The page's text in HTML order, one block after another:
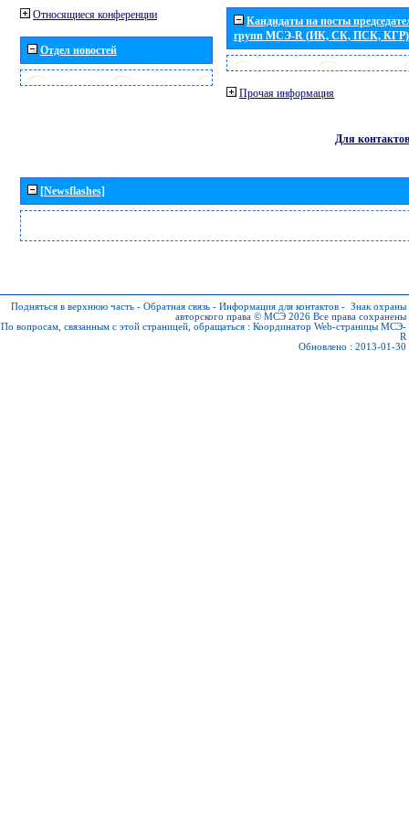
Относящиеся конференции
Отдел новостей
Кандидаты на посты
групп МСЭ-R (ИК, СК, ПСК, КГР)
Прочая информация
Для контактов
[Newsflashes]
Подняться в верхнюю часть - Обратная связь - Информация для контактов - Знак охраны
авторского права © МСЭ 2026 Все права сохранены
По вопросам, связанным с этой страницей, обращаться : Координатор Web-страницы МСЭ-
R
Обновлено : 2013-01-30